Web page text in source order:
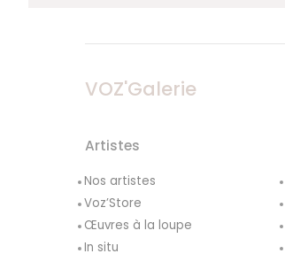
VOZ'Galerie
Artistes
Nos artistes
Voz’Store
Œuvres à la loupe
In situ